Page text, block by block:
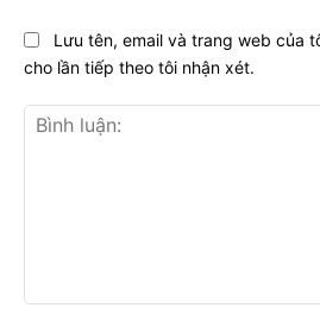
Lưu tên, email và trang web của
cho lần tiếp theo tôi nhận xét.